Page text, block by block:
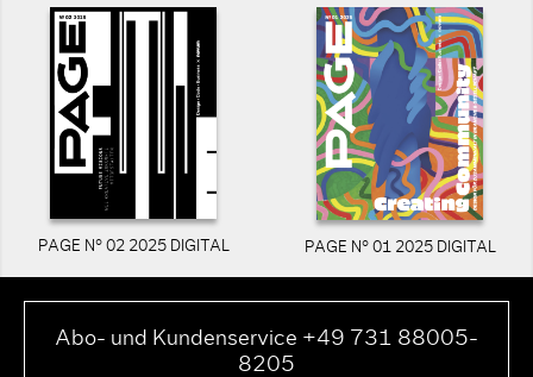
PAGE N° 02 2025 DIGITAL PAGE N° 01 2025 DIGITAL
Abo- und Kundenservice +49 731 88005-
8205